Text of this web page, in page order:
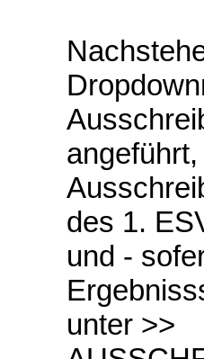
des 1.
und -
unter >>